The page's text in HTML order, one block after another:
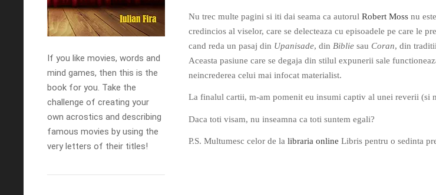
If you like movies, words and
mind games, then this is the
book for you. Take the
challenge of creating your
own acrostics and describing
famous movies by using the
very letters of their titles!
Nu trec multe pagini si iti dai seama ca autorul Robert Moss nu
credincios al viselor, care se delecteaza cu episoadele pe care le
cand reda un pasaj din Upanisade, din Biblie sau Coran, din
Aceasta pasiune care se degaja din stilul expunerii sale
neincrederea celui mai infocat materialist.
La finalul cartii, m-am pomenit eu insumi captiv al unei reverii (si
Daca toti visam, nu inseamna ca toti suntem egali?
P.S. Multumesc celor de la libraria online Libris pentru o sedinta